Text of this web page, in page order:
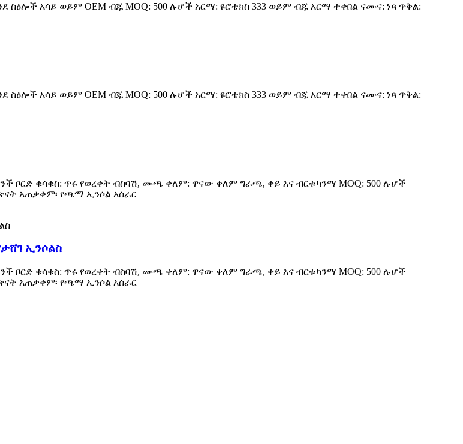
እንደ ስዕሎች አሳይ ወይም OEM ብጁ MOQ: 500 ሉሆች አርማ: ዩሮቴክስ 333 ወይም ብጁ አርማ ተቀበል ናሙና: ነጻ ጥቅል:
እንደ ስዕሎች አሳይ ወይም OEM ብጁ MOQ: 500 ሉሆች አርማ: ዩሮቴክስ 333 ወይም ብጁ አርማ ተቀበል ናሙና: ነጻ ጥቅል:
ቦርድ ቁሳቁስ: ጥሩ የወረቀት ብስባሽ, ሙጫ ቀለም: ዋናው ቀለም ግራጫ, ቀይ እና ብርቱካንማ MOQ: 500 ሉሆች
አጠቃቀም፡ የጫማ ኢንሶል አሰራር
ኢንሶልስ
ቦርድ ቁሳቁስ: ጥሩ የወረቀት ብስባሽ, ሙጫ ቀለም: ዋናው ቀለም ግራጫ, ቀይ እና ብርቱካንማ MOQ: 500 ሉሆች
አጠቃቀም፡ የጫማ ኢንሶል አሰራር